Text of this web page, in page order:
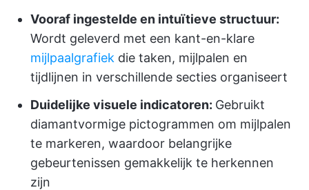
Vooraf ingestelde en intuïtieve structuur:
Wordt geleverd met een kant-en-klare
mijlpaalgrafiek die taken, mijlpalen en
tijdlijnen in verschillende secties organiseert
Duidelijke visuele indicatoren: Gebruikt
diamantvormige pictogrammen om mijlpalen
te markeren, waardoor belangrijke
gebeurtenissen gemakkelijk te herkennen
zijn